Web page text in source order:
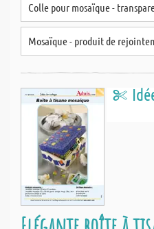
Colle pour mosaïque -
Mosaïque - produit de